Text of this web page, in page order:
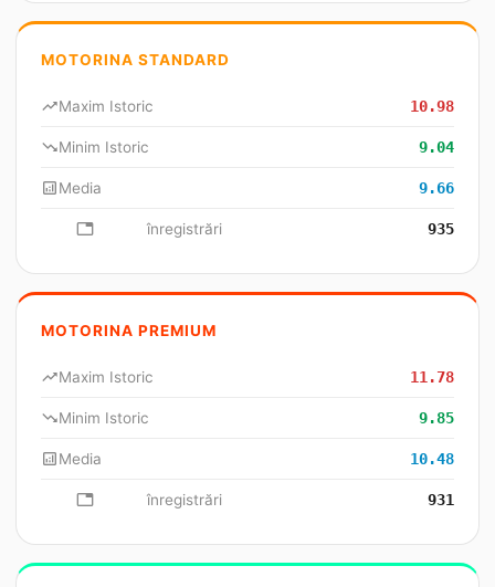
MOTORINA STANDARD
trending_upMaxim Istoric 10.98
trending_downMinim Istoric 9.04
analyticsMedia 9.66
database înregistrări 935
MOTORINA PREMIUM
trending_upMaxim Istoric 11.78
trending_downMinim Istoric 9.85
analyticsMedia 10.48
database înregistrări 931